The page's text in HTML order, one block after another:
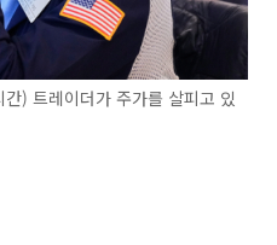
) 트레이더가 주가를 살피고 있